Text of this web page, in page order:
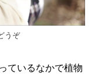
うぞ
ているなかで植物